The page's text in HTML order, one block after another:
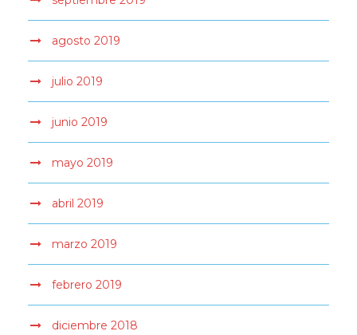
agosto 2019
julio 2019
junio 2019
mayo 2019
abril 2019
marzo 2019
febrero 2019
diciembre 2018